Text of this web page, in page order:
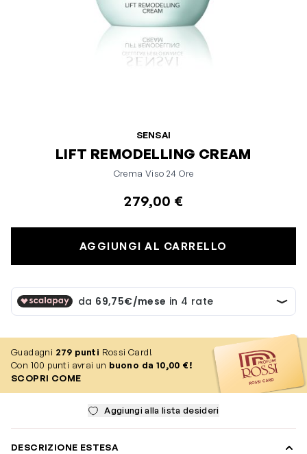
SENSAI
LIFT REMODELLING CREAM
Crema Viso 24 Ore
279,00 €
AGGIUNGI AL CARRELLO
Guadagni 279 punti Rossi Card!
Con 100 punti avrai un buono da 10,00 €!
SCOPRI COME
Aggiungi alla lista desideri
DESCRIZIONE ESTESA